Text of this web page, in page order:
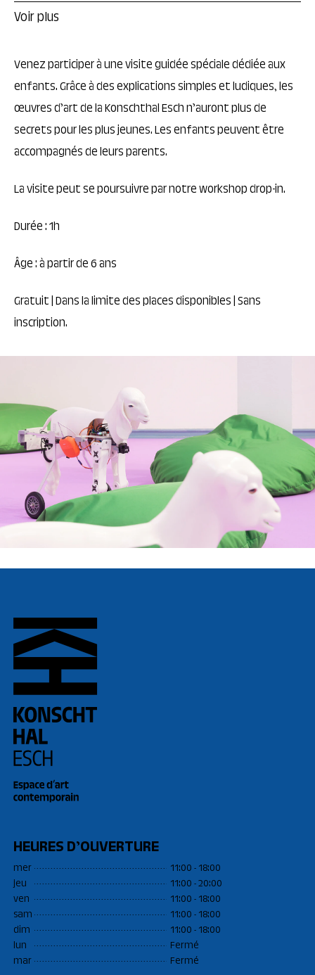
Voir plus
Venez participer à une visite guidée spéciale dédiée aux
enfants. Grâce à des explications simples et ludiques, les
œuvres d’art de la Konschthal Esch n’auront plus de
secrets pour les plus jeunes. Les enfants peuvent être
accompagnés de leurs parents.
La visite peut se poursuivre par notre workshop drop-in.
Durée : 1h
Âge : à partir de 6 ans
Gratuit | Dans la limite des places disponibles | Sans
inscription.
HEURES D’OUVERTURE
mer
11:00 - 18:00
jeu
11:00 - 20:00
ven
11:00 - 18:00
sam
11:00 - 18:00
dim
11:00 - 18:00
lun
Fermé
mar
Fermé